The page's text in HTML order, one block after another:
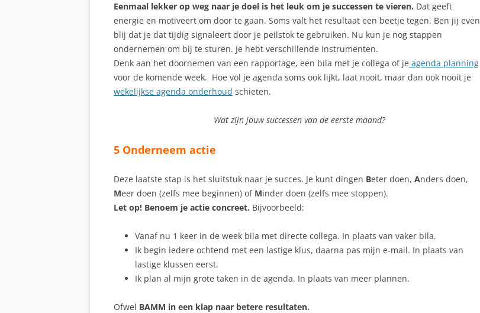
Eenmaal lekker op weg naar je doel is het leuk om je successen te vieren. Dat geeft
energie en motiveert om door te gaan. Soms valt het resultaat een beetje tegen. Ben jij even
blij dat je dat tijdig signaleert door je peilstok te gebruiken. Nu kun je nog stappen
ondernemen om bij te sturen. Je hebt verschillende instrumenten.
Denk aan het doornemen van een rapportage, een bila met je collega of je agenda planning
voor de komende week. Hoe vol je agenda soms ook lijkt, laat nooit, maar dan ook nooit je
wekelijkse agenda onderhoud schieten.
Wat zijn jouw successen van de eerste maand?
5 Onderneem actie
Deze laatste stap is het sluitstuk naar je succes. Je kunt dingen Beter doen, Anders doen,
Meer doen (zelfs mee beginnen) of Minder doen (zelfs mee stoppen).
Let op! Benoem je actie concreet. Bijvoorbeeld:
Vanaf nu 1 keer in de week bila met directe collega. In plaats van vaker bila.
Ik begin iedere ochtend met een lastige klus, daarna pas mijn e-mail. In plaats van
lastige klussen eerst.
Ik plan al mijn grote taken in de agenda. In plaats van meer plannen.
Ofwel BAMM in een klap naar betere resultaten.